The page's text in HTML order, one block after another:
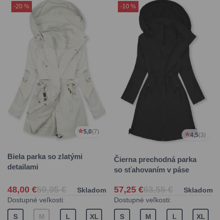
-20 %
5,0(7)
Biela parka so zlatými
detailami
48,00 €59,95 €
Skladom
Dostupné veľkosti:
S M L XL
-10 %
4,5(3)
Čierna prechodná parka
so sťahovaním v páse
57,25 €63,55 €
Skladom
Dostupné veľkosti:
S M L XL